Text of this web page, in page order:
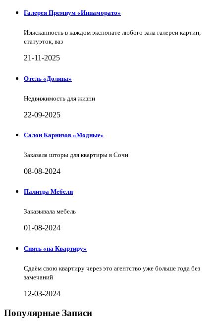
Галерея Премиум «Иннаморато»
Изысканность в каждом экспонате любого зала галереи картин,
статуэток, ваз
21-11-2025
Отель «Долина»
Недвижимость для жизни
22-09-2025
Салон Карнизов «Модные»
Заказала шторы для квартиры в Сочи
08-08-2024
Палитра Мебели
Заказывала мебель
01-08-2024
Снять «на Квартиру»
Сдаём свою квартиру через это агентство уже больше года без
замечаний
12-03-2024
Популярные Записи